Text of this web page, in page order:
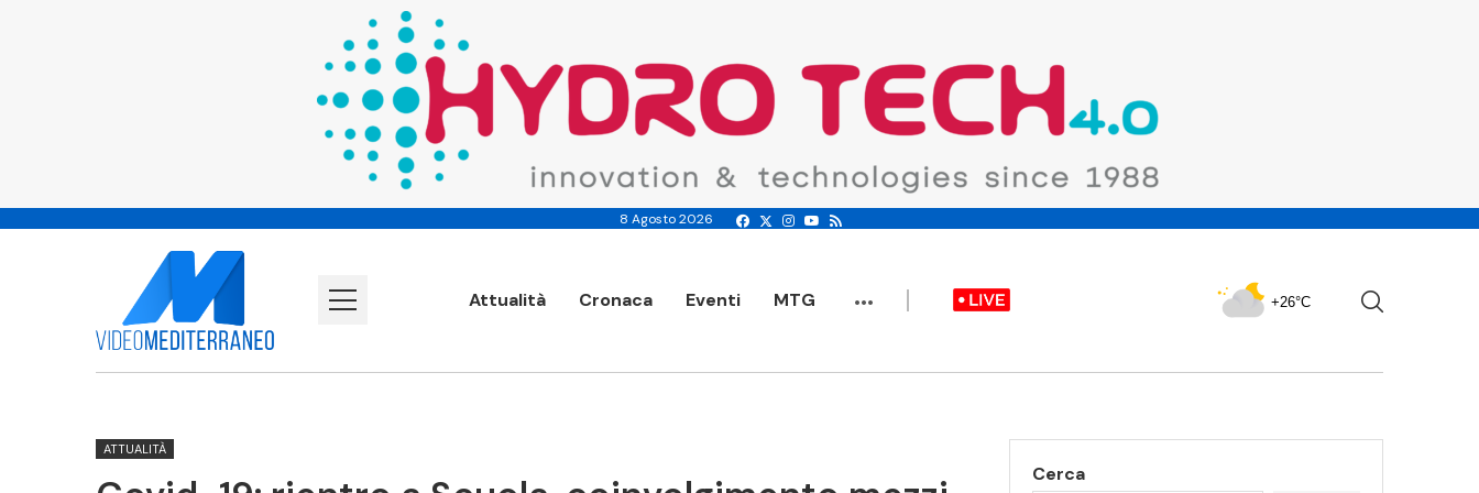
8 Agosto 2026
Attualità Cronaca Eventi MTG ... +26°C
ATTUALITÀ
Cerca